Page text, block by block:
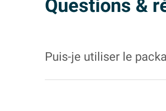
Questions &
Puis-je utiliser le